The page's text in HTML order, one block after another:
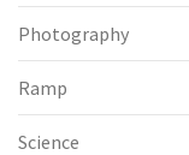
Photography
Ramp
Science